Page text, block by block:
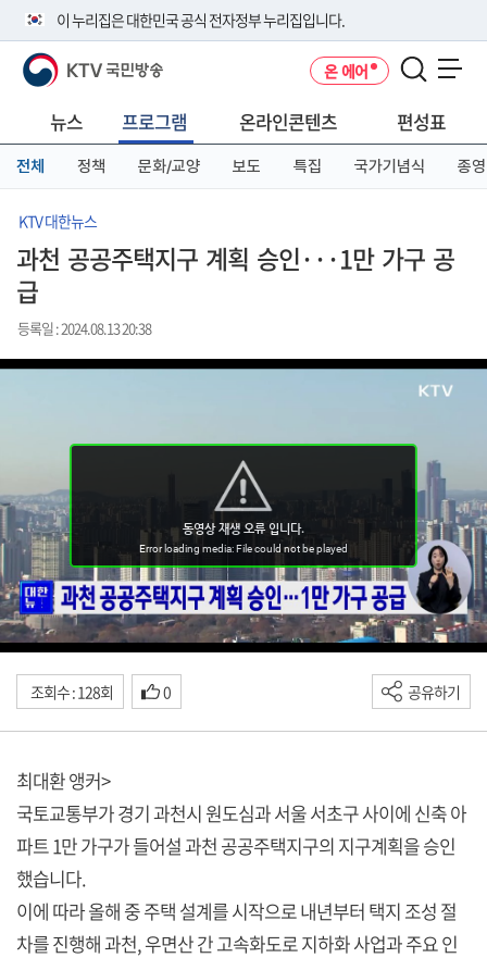
이 누리집은 대한민국 공식 전자정부 누리집입니다.
공식 누리집 주소 확인하기
니다.
이밖에 or.kr 또는 .kr등 다른 도메인 주소를 사용하고 있다면 아래 URL에
서 도메인 주소를 확인해 보세요
KTV 국민방송 온 에어
뉴스 프로그램 온라인콘텐츠 편성표
전체 정책 문화/교양 보도 특집 국가기념식 종영
KTV 대한뉴스
과천 공공주택지구 계획 승인···1만 가구 공
급
등록일 : 2024.08.13 20:38
조회수 : 128회 0 공유하기
최대환 앵커>
국토교통부가 경기 과천시 원도심과 서울 서초구 사이에 신축 아
파트 1만 가구가 들어설 과천 공공주택지구의 지구계획을 승인
했습니다.
이에 따라 올해 중 주택 설계를 시작으로 내년부터 택지 조성 절
차를 진행해 과천, 우면산 간 고속화도로 지하화 사업과 주요 인